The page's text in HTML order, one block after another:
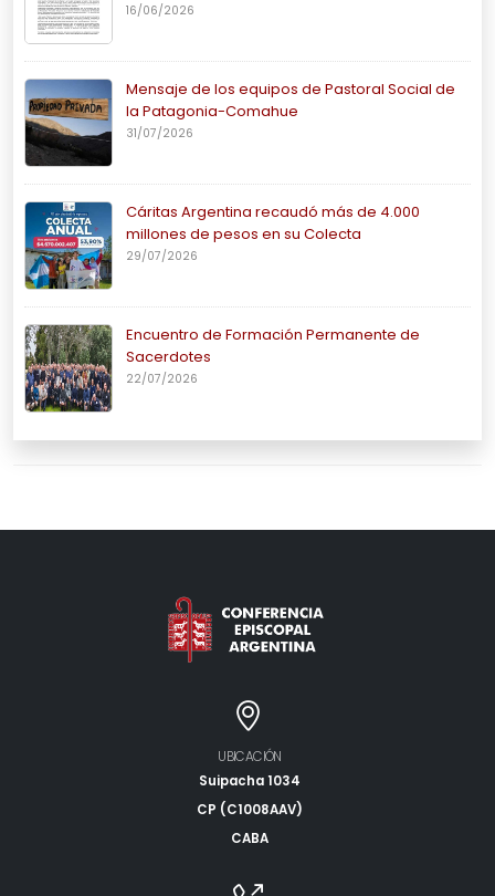
16/06/2026
Mensaje de los equipos de Pastoral Social de
la Patagonia-Comahue
31/07/2026
Cáritas Argentina recaudó más de 4.000
millones de pesos en su Colecta
29/07/2026
Encuentro de Formación Permanente de
Sacerdotes
22/07/2026
UBICACIÓN
Suipacha 1034
CP (C1008AAV)
CABA